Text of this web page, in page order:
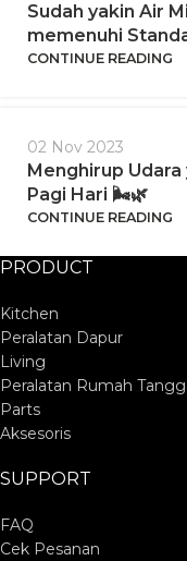
Sudah yakin Air
memenuhi
CONTINUE READING
02 Nov 2023
Menghirup
Pagi Hari 🌬️🌿
CONTINUE READING
PRODUCT
Kitchen
Peralatan Dapur
Living
Peralatan Rumah
Parts
Aksesoris
SUPPORT
FAQ
Cek Pesanan